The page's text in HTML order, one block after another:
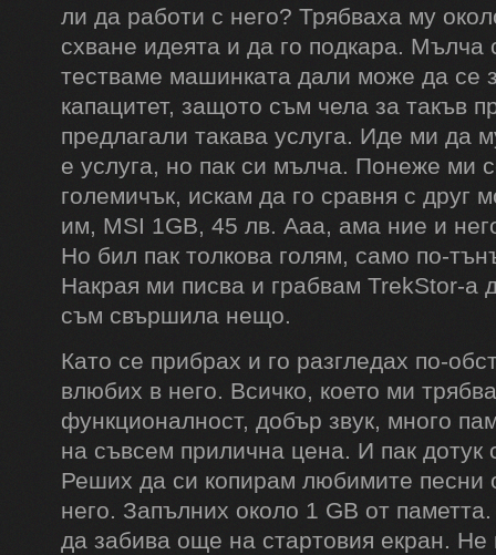
ли да работи с него? Трябваха му
схване идеята и да го подкара. Мълча
тестваме машинката дали може да се
капацитет, защото съм чела за такъв
предлагали такава услуга. Иде ми да
е услуга, но пак си мълча. Понеже ми
големичък, искам да го сравня с друг
им, MSI 1GB, 45 лв. Ааа, ама ние и
Но бил пак толкова голям, само по-
Накрая ми писва и грабвам TrekStor-a
съм свършила нещо.
Като се прибрах и го разгледах по-
влюбих в него. Всичко, което ми
функционалност, добър звук, много
на съвсем прилична цена. И пак дотук
Реших да си копирам любимите песни
него. Запълних около 1 GB от
да забива още на стартовия екран.